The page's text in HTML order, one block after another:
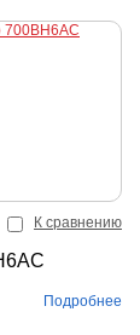
К сравнению
Подробнее